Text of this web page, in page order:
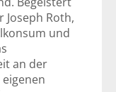
Roth,
und
an der